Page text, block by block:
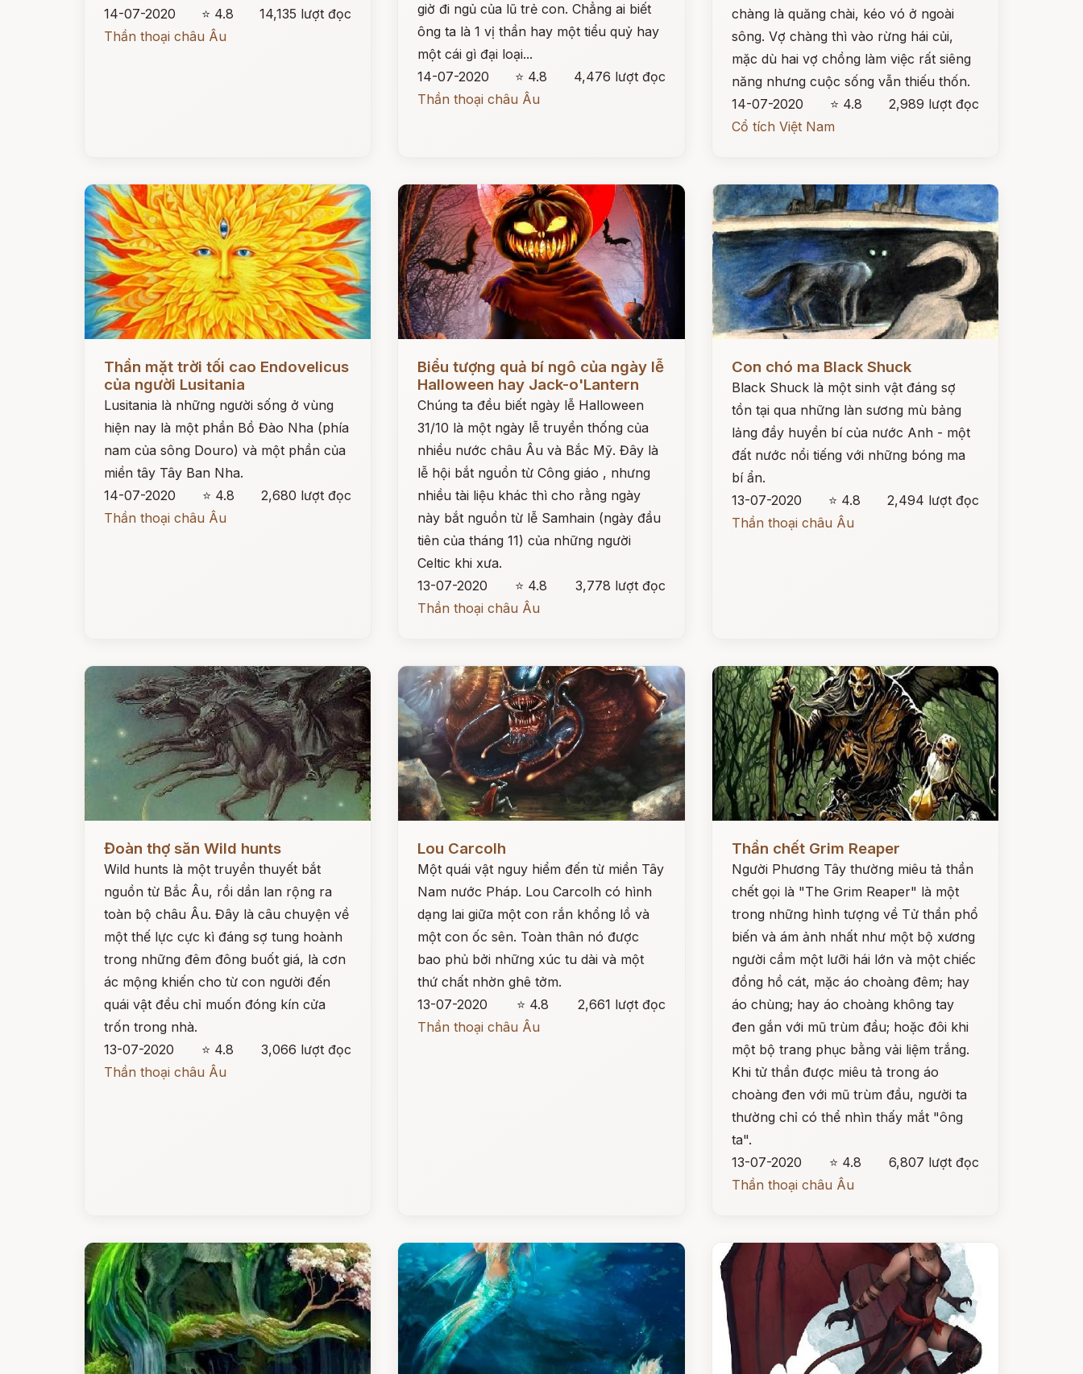
14-07-2020
⭐ 4.8
14,135 lượt đọc
Thần thoại châu Âu
giờ đi ngủ của lũ trẻ con. Chẳng ai biết
ông ta là 1 vị thần hay một tiểu quỷ hay
một cái gì đại loại...
14-07-2020
⭐ 4.8
4,476 lượt đọc
Thần thoại châu Âu
chàng là quăng chài, kéo vó ở ngoài
sông. Vợ chàng thì vào rừng hái củi,
mặc dù hai vợ chồng làm việc rất siêng
năng nhưng cuộc sống vẫn thiếu thốn.
14-07-2020
⭐ 4.8
2,989 lượt đọc
Cổ tích Việt Nam
Đọc ngay
Thần mặt trời tối cao Endovelicus
của người Lusitania
Lusitania là những người sống ở vùng
hiện nay là một phần Bồ Đào Nha (phía
nam của sông Douro) và một phần của
miền tây Tây Ban Nha.
14-07-2020
⭐ 4.8
2,680 lượt đọc
Thần thoại châu Âu
Đọc ngay
Biểu tượng quả bí ngô của ngày lễ
Halloween hay Jack-o'Lantern
Chúng ta đều biết ngày lễ Halloween
31/10 là một ngày lễ truyền thống của
nhiều nước châu Âu và Bắc Mỹ. Đây là
lễ hội bắt nguồn từ Công giáo , nhưng
nhiều tài liệu khác thì cho rằng ngày
này bắt nguồn từ lễ Samhain (ngày đầu
tiên của tháng 11) của những người
Celtic khi xưa.
13-07-2020
⭐ 4.8
3,778 lượt đọc
Thần thoại châu Âu
Con chó ma Black Shuck
Black Shuck là một sinh vật đáng sợ
tồn tại qua những làn sương mù bảng
lảng đầy huyền bí của nước Anh - một
đất nước nổi tiếng với những bóng ma
bí ẩn.
13-07-2020
⭐ 4.8
2,494 lượt đọc
Thần thoại châu Âu
Đoàn thợ săn Wild hunts
Wild hunts là một truyền thuyết bắt
nguồn từ Bắc Âu, rồi dần lan rộng ra
toàn bộ châu Âu. Đây là câu chuyện về
một thế lực cực kì đáng sợ tung hoành
trong những đêm đông buốt giá, là cơn
ác mộng khiến cho từ con người đến
quái vật đều chỉ muốn đóng kín cửa
trốn trong nhà.
13-07-2020
⭐ 4.8
3,066 lượt đọc
Thần thoại châu Âu
Lou Carcolh
Một quái vật nguy hiểm đến từ miền Tây
Nam nước Pháp. Lou Carcolh có hình
dạng lai giữa một con rắn khổng lồ và
một con ốc sên. Toàn thân nó được
bao phủ bởi những xúc tu dài và một
thứ chất nhờn ghê tởm.
13-07-2020
⭐ 4.8
2,661 lượt đọc
Thần thoại châu Âu
Đọc ngay
Thần chết Grim Reaper
Người Phương Tây thường miêu tả thần
chết gọi là "The Grim Reaper" là một
trong những hình tượng về Tử thần phổ
biến và ám ảnh nhất như một bộ xương
người cầm một lưỡi hái lớn và một chiếc
đồng hồ cát, mặc áo choàng đêm; hay
áo chùng; hay áo choàng không tay
đen gắn với mũ trùm đầu; hoặc đôi khi
một bộ trang phục bằng vải liệm trắng.
Khi tử thần được miêu tả trong áo
choàng đen với mũ trùm đầu, người ta
thường chỉ có thể nhìn thấy mắt "ông
ta".
13-07-2020
⭐ 4.8
6,807 lượt đọc
Thần thoại châu Âu